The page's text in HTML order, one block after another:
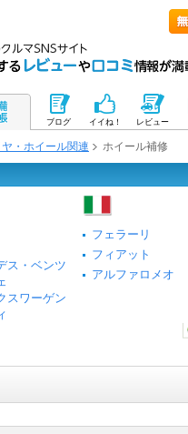
ブログ イイね！ レビュー
ヤ・ホイール関連 ホイール補修
ス・ベンツ
スワーゲン
フェラーリ
フィアット
アルファロメオ